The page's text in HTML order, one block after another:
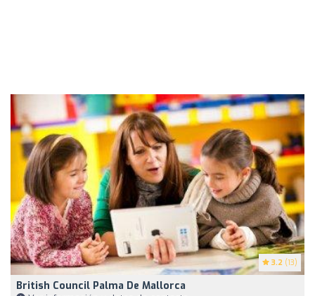
3.2 (13)
British Council Palma De Mallorca